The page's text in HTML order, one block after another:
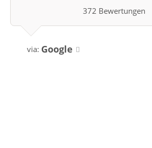
372 Bewertungen
via: Google